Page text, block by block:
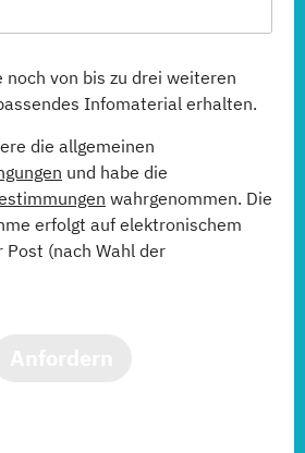
noch von bis zu drei weiteren
Infomaterial erhalten.
die allgemeinen
und habe die
wahrgenommen. Die
erfolgt auf elektronischem
Post (nach Wahl der